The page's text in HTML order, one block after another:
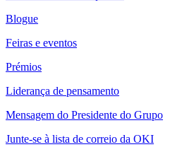
Blogue
Feiras e eventos
Prémios
Liderança de pensamento
Mensagem do Presidente do Grupo
Junte-se à lista de correio da OKI